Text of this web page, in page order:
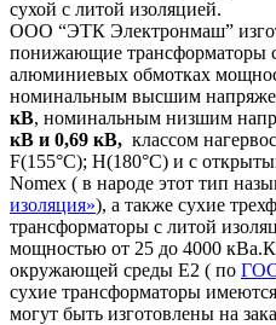
сухой с литой изоляцией.
ООО “ЭТК Электронмаш”
понижающие трансформаторы
алюминиевых обмотках
номинальным высшим
кВ, номинальным низшим
кВ и 0,69 кВ, классом
F(155°C); H(180°C) и c
Nomex ( в народе этот тип
изоляция»), а также сухие
трансформаторы с литой
мощностью от 25 до 4000
окружающей среды Е2 ( по
сухие трансформаторы
могут быть изготовлены на